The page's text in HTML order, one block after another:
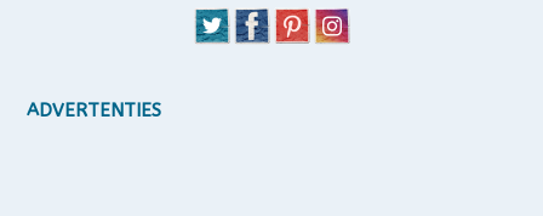
ADVERTENTIES